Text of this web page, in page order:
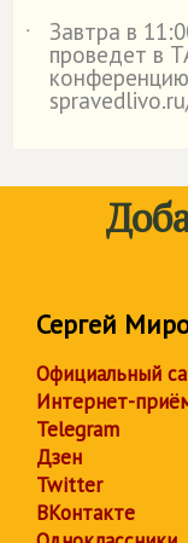
˙
Завтра в
проведет в
Сергей
Официальный
Интернет-
Telegram
Дзен
Twitter
ВКонтакте